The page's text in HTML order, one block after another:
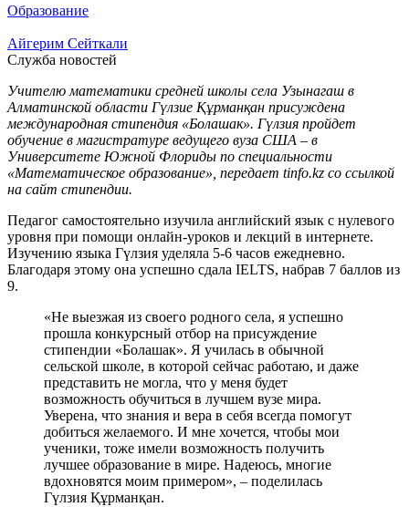
Образование
Айгерим Сейткали
Служба новостей
Учителю математики средней школы села Узынагаш в
Алматинской области Гүлзие Құрманқан присуждена
международная стипендия «Болашак». Гүлзия пройдет
обучение в магистратуре ведущего вуза США – в
Университете Южной Флориды по специальности
«Математическое образование», передает tinfo.kz со ссылкой
на сайт стипендии.
Педагог самостоятельно изучила английский язык с нулевого
уровня при помощи онлайн-уроков и лекций в интернете.
Изучению языка Гүлзия уделяла 5-6 часов ежедневно.
Благодаря этому она успешно сдала IELTS, набрав 7 баллов из
9.
«Не выезжая из своего родного села, я успешно
прошла конкурсный отбор на присуждение
стипендии «Болашак». Я училась в обычной
сельской школе, в которой сейчас работаю, и даже
представить не могла, что у меня будет
возможность обучиться в лучшем вузе мира.
Уверена, что знания и вера в себя всегда помогут
добиться желаемого. И мне хочется, чтобы мои
ученики, тоже имели возможность получить
лучшее образование в мире. Надеюсь, многие
вдохновятся моим примером», – поделилась
Гүлзия Құрманқан.